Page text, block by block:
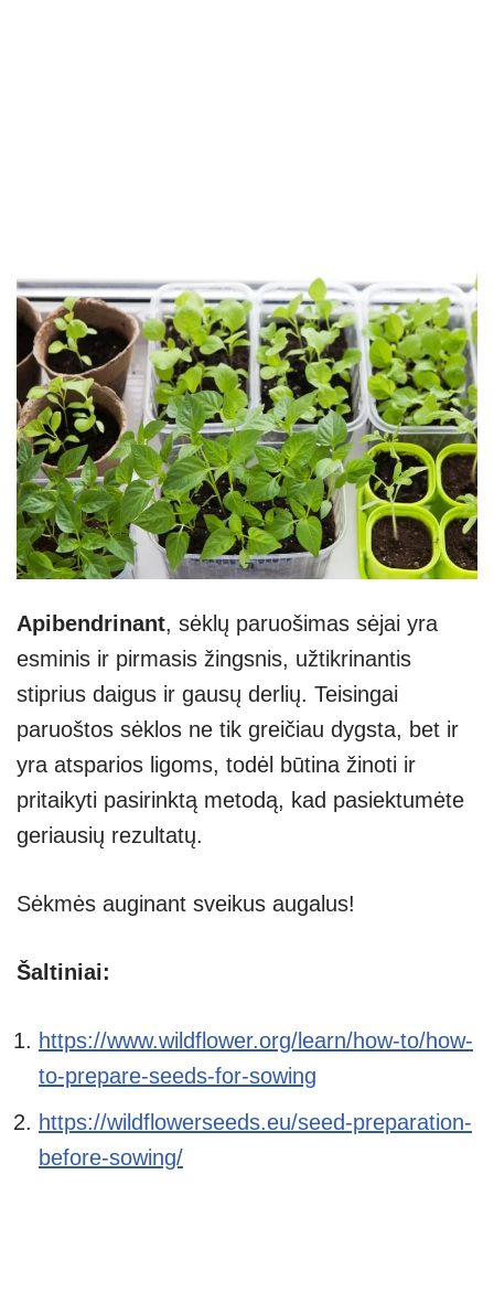
Apibendrinant, sėklų paruošimas sėjai yra
esminis ir pirmasis žingsnis, užtikrinantis
stiprius daigus ir gausų derlių. Teisingai
paruoštos sėklos ne tik greičiau dygsta, bet ir
yra atsparios ligoms, todėl būtina žinoti ir
pritaikyti pasirinktą metodą, kad pasiektumėte
geriausių rezultatų.
Sėkmės auginant sveikus augalus!
Šaltiniai:
https://www.wildflower.org/learn/how-to/how-
to-prepare-seeds-for-sowing
https://wildflowerseeds.eu/seed-preparation-
before-sowing/